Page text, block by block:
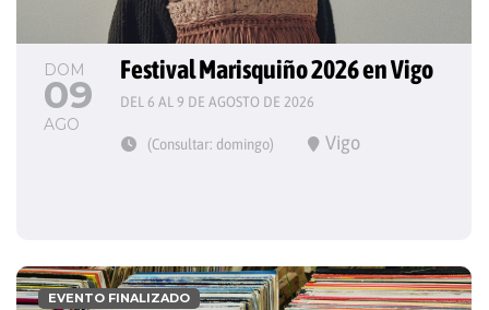
DOM
09
AGO
Festival Marisquiño 2026 en Vigo
DEL 6 AL 9 DE AGOSTO DE 2026
(Consultar: domingo) Vigo
EVENTO FINALIZADO